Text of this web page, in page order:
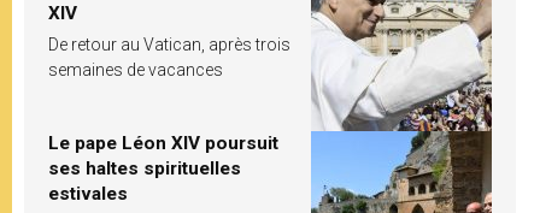
XIV
De retour au Vatican, après trois
semaines de vacances
Le pape Léon XIV poursuit
ses haltes spirituelles
estivales